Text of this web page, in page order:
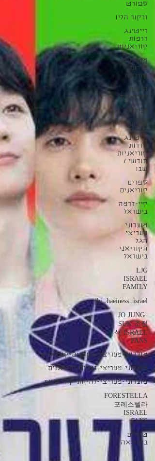
ספורט
זרקור הליו
רייטינג
דרמות
קוריאניות
מטיילים
בדרום
קוריאה
תרבות
קוריאנית
רכילות
סרטים
רייטינג
סדרות
קוריאניות
חודשי /
שבו
ספרים
קוריאנים
קיי-דרמה
בישראל
מועדוני
מעריצי
הגל
הקוריאני
בישראל
LJG
ISRAEL
FAMILY
jhi_haeiness_israel
JO JUNG-
SUK 조정
석 ISRAEL
FANS
מועדוני-מעריצי-שחקנים-קוריאנים
מועדוני-מעריצי-זמרים-קוריאנים
מועדוני-מעריצי-להקות-קוריאניות
FORESTELLA
포레스텔라
ISRAEL
FANS
טיולים
בקוריאה